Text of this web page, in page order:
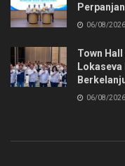
06/08/2026
Town
06/08/2026